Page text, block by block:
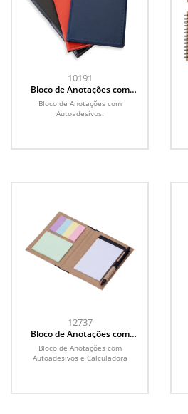
10191
Bloco de Anotações com
Autoadesivos
Bloco de Anotações com
Autoadesivos.
12737
Bloco de Anotações com
Autoadesivos e Calculadora
Bloco de Anotações com
Autoadesivos e Calculadora